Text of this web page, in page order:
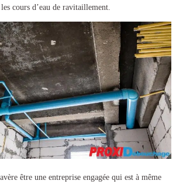
cours d’eau de ravitaillement.
être une entreprise engagée qui est à même